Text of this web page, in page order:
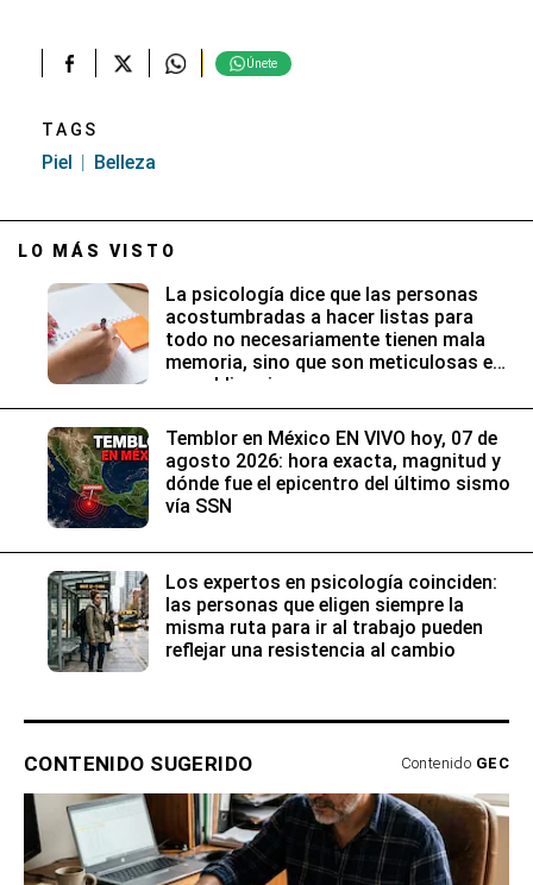
Únete
TAGS
Piel Belleza
LO MÁS VISTO
La psicología dice que las personas
acostumbradas a hacer listas para
todo no necesariamente tienen mala
memoria, sino que son meticulosas en
sus obligaciones
Temblor en México EN VIVO hoy, 07 de
agosto 2026: hora exacta, magnitud y
dónde fue el epicentro del último sismo
vía SSN
Los expertos en psicología coinciden:
las personas que eligen siempre la
misma ruta para ir al trabajo pueden
reflejar una resistencia al cambio
CONTENIDO SUGERIDO Contenido GEC